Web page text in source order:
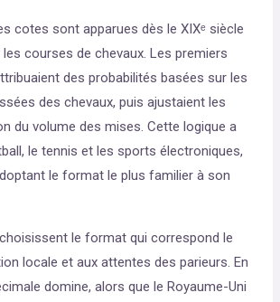
cotes sont apparues dès le XIXᵉ siècle
courses de chevaux. Les premiers
des probabilités basées sur les
des chevaux, puis ajustaient les
du volume des mises. Cette logique a
le tennis et les sports électroniques,
le format le plus familier à son
le format qui correspond le
locale et aux attentes des parieurs. En
domine, alors que le Royaume-Uni